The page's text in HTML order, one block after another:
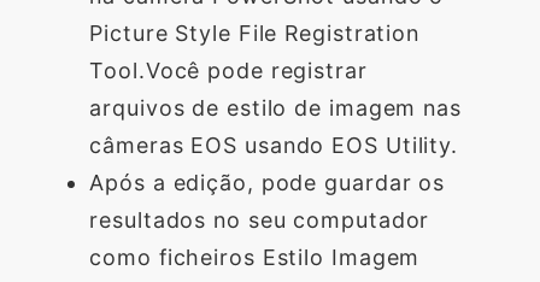
Picture Style File Registration
Tool.Você pode registrar
arquivos de estilo de imagem nas
câmeras EOS usando EOS Utility.
Após a edição, pode guardar os
resultados no seu computador
como ficheiros Estilo Imagem